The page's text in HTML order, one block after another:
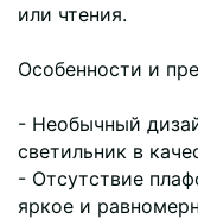
или чтения.
Особенности и
- Необычный
светильник в
- Отсутствие
яркое и